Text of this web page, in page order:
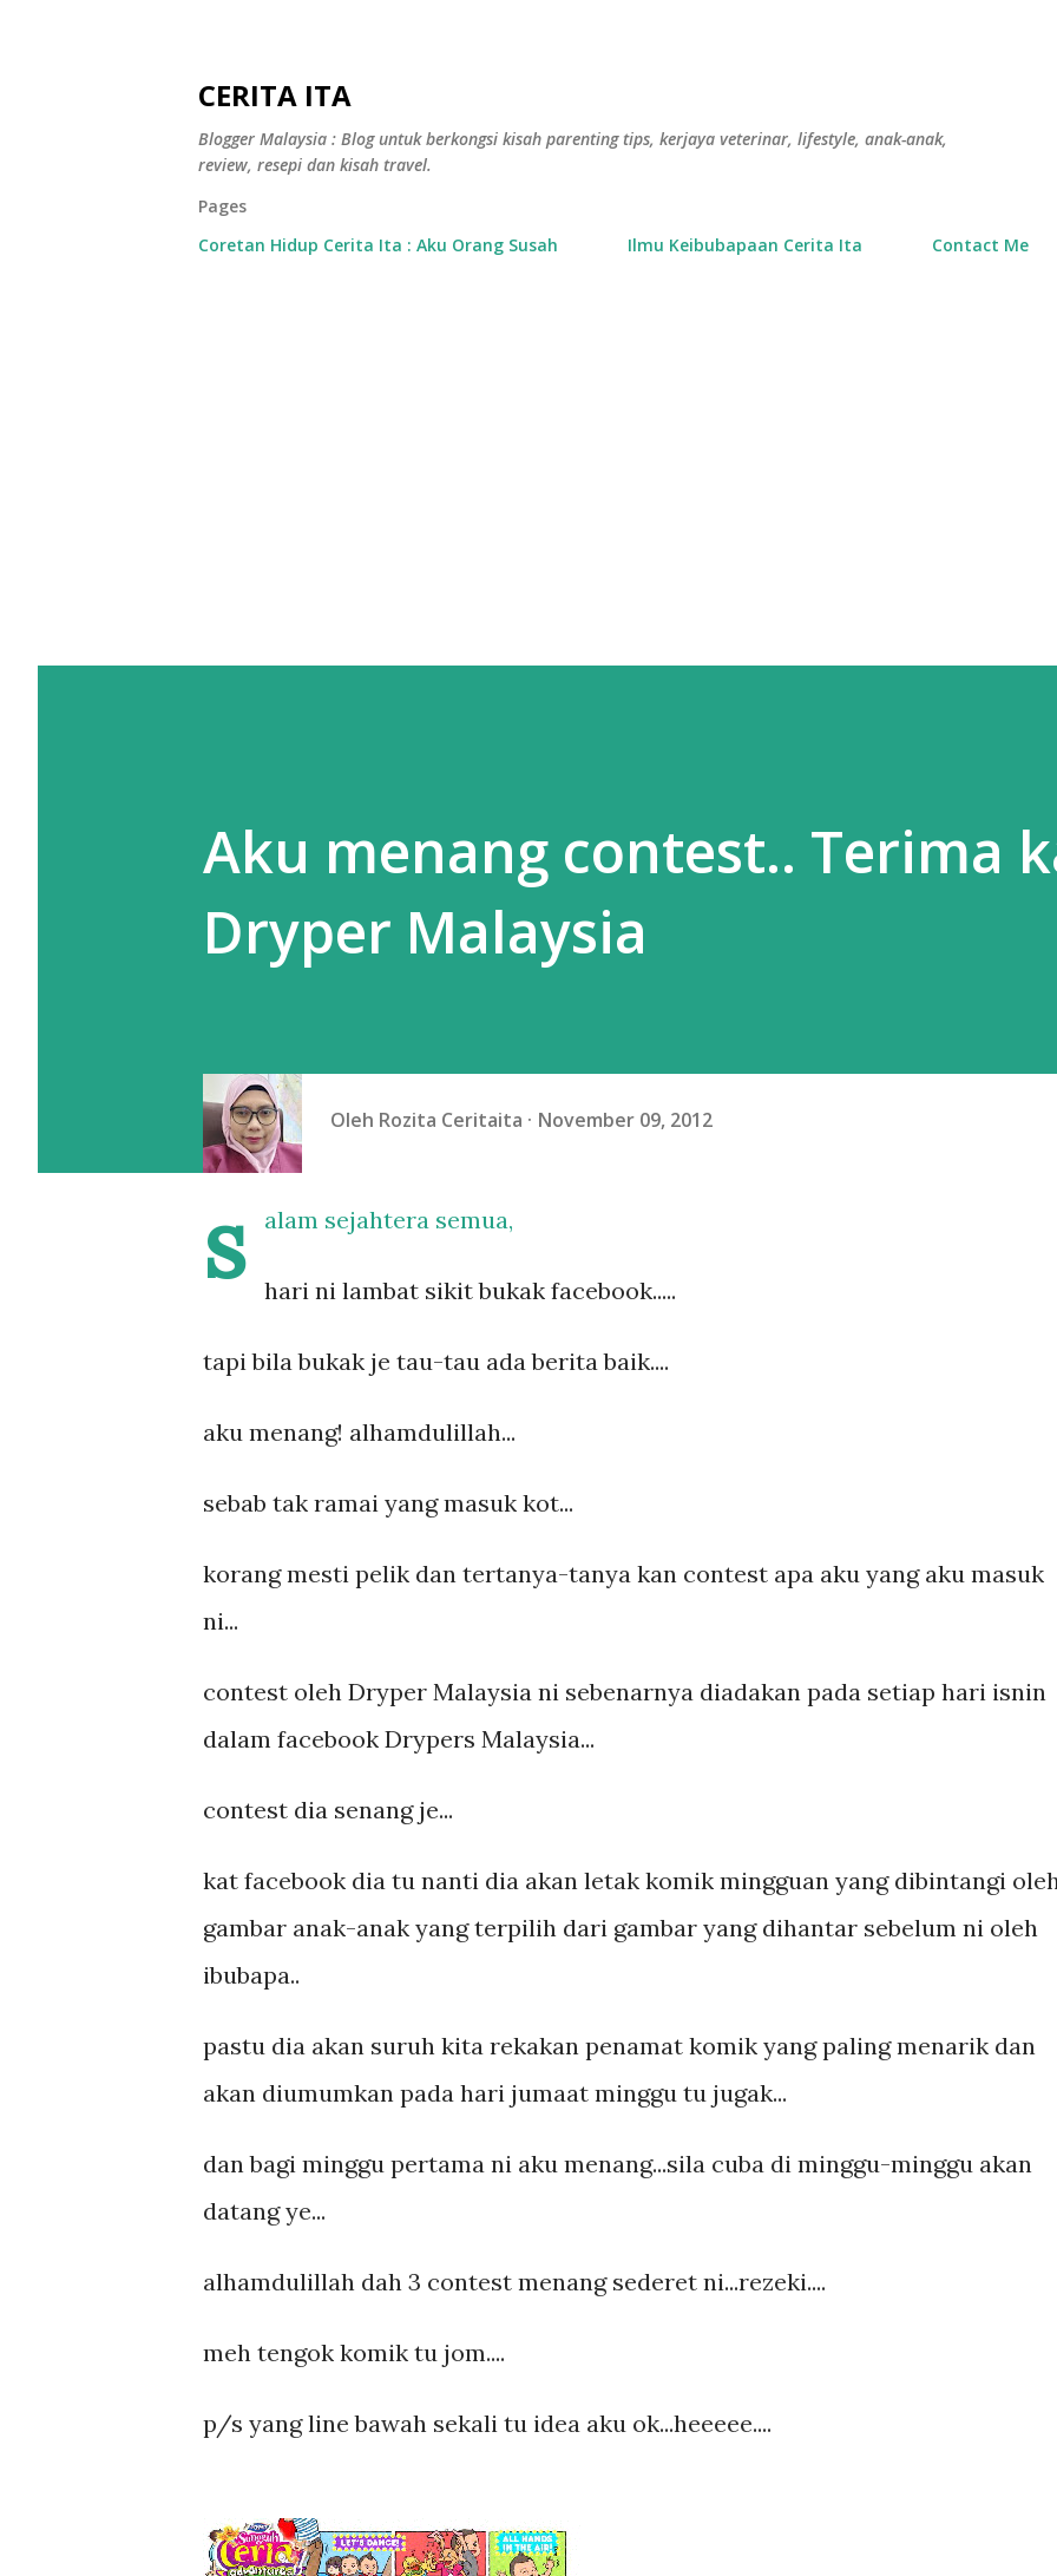
CERITA ITA
Blogger Malaysia : Blog untuk berkongsi kisah parenting tips, kerjaya veterinar, lifestyle, anak-anak,
review, resepi dan kisah travel.
Pages
Coretan Hidup Cerita Ita : Aku Orang Susah
Ilmu Keibubapaan Cerita Ita Contact Me
Aku menang contest.. Terima
Dryper Malaysia
Oleh Rozita Ceritaita November 09, 2012
s alam sejahtera semua,
hari ni lambat sikit bukak facebook.....
tapi bila bukak je tau-tau ada berita baik....
aku menang! alhamdulillah...
sebab tak ramai yang masuk kot...
korang mesti pelik dan tertanya-tanya kan contest apa aku yang aku masuk
ni...
contest oleh Dryper Malaysia ni sebenarnya diadakan pada setiap hari isnin
dalam facebook Drypers Malaysia...
contest dia senang je...
kat facebook dia tu nanti dia akan letak komik mingguan yang dibintangi
gambar anak-anak yang terpilih dari gambar yang dihantar sebelum ni oleh
ibubapa..
pastu dia akan suruh kita rekakan penamat komik yang paling menarik dan
akan diumumkan pada hari jumaat minggu tu jugak...
dan bagi minggu pertama ni aku menang...sila cuba di minggu-minggu akan
datang ye...
alhamdulillah dah 3 contest menang sederet ni...rezeki....
meh tengok komik tu jom....
p/s yang line bawah sekali tu idea aku ok...heeeee....